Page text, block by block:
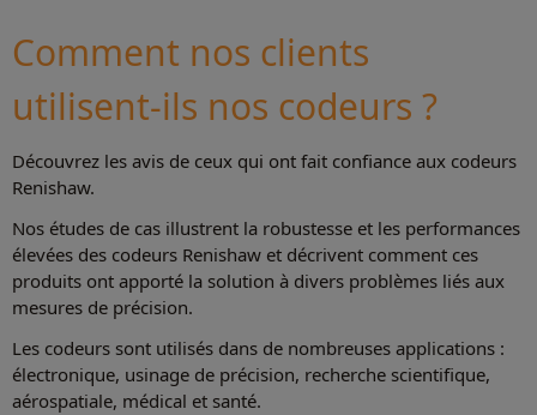
Comment nos clients
utilisent-ils nos codeurs ?
Découvrez les avis de ceux qui ont fait confiance aux codeurs
Renishaw.
Nos études de cas illustrent la robustesse et les performances
élevées des codeurs Renishaw et décrivent comment ces
produits ont apporté la solution à divers problèmes liés aux
mesures de précision.
Les codeurs sont utilisés dans de nombreuses applications :
électronique, usinage de précision, recherche scientifique,
aérospatiale, médical et santé.